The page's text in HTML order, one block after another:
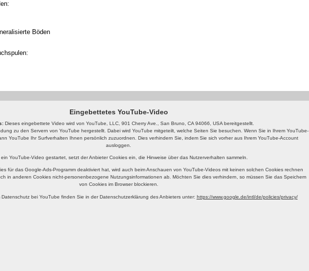
Böden
Eingebettetes YouTube-Video
Dieses eingebettete Video wird von YouTube, LLC, 901 Cherry Ave., San Bruno, CA 94066, USA bereitgestellt.
zu den Servern von YouTube hergestellt. Dabei wird YouTube mitgeteilt, welche Seiten Sie besuchen. Wenn Sie in Ihrem YouTube-
YouTube Ihr Surfverhalten Ihnen persönlich zuzuordnen. Dies verhindern Sie, indem Sie sich vorher aus Ihrem YouTube-Account
ausloggen.
ein YouTube-Video gestartet, setzt der Anbieter Cookies ein, die Hinweise über das Nutzerverhalten sammeln.
für das Google-Ads-Programm deaktiviert hat, wird auch beim Anschauen von YouTube-Videos mit keinen solchen Cookies rechnen
in anderen Cookies nicht-personenbezogene Nutzungsinformationen ab. Möchten Sie dies verhindern, so müssen Sie das Speichern
von Cookies im Browser blockieren.
bei YouTube finden Sie in der Datenschutzerklärung des Anbieters unter: https://www.google.de/intl/de/policies/privacy/